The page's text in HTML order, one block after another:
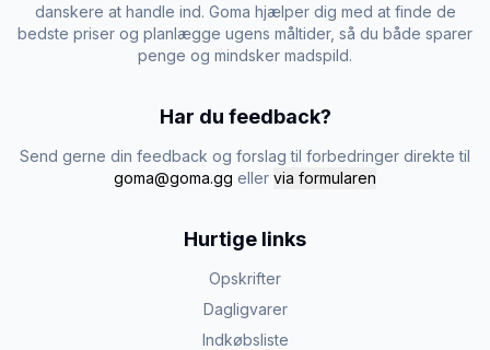
danskere at handle ind. Goma hjælper dig med at finde de
bedste priser og planlægge ugens måltider, så du både sparer
penge og mindsker madspild.
Har du feedback?
Send gerne din feedback og forslag til forbedringer direkte til
goma@goma.gg eller via formularen
Hurtige links
Opskrifter
Dagligvarer
Indkøbsliste